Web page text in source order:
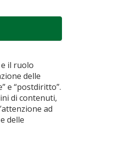
il ruolo
delle
e “postdiritto”.
di contenuti,
ad
delle